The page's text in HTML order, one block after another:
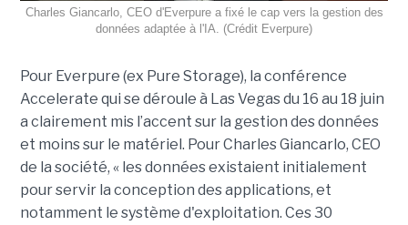
Charles Giancarlo, CEO d'Everpure a fixé le cap vers la gestion des
données adaptée à l'IA. (Crédit Everpure)
Pour Everpure (ex Pure Storage), la conférence
Accelerate qui se déroule à Las Vegas du 16 au 18 juin
a clairement mis l’accent sur la gestion des données
et moins sur le matériel. Pour Charles Giancarlo, CEO
de la société, « les données existaient initialement
pour servir la conception des applications, et
notamment le système d'exploitation. Ces 30